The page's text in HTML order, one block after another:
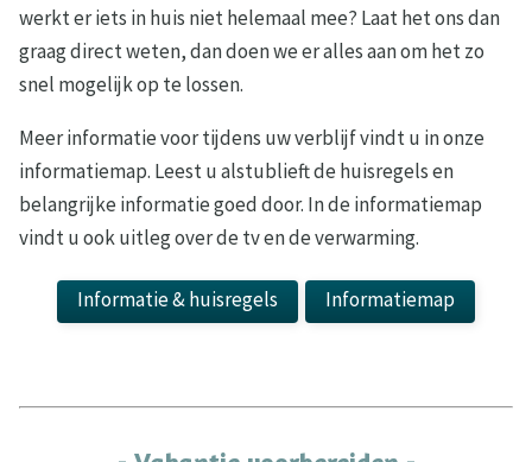
werkt er iets in huis niet helemaal mee? Laat het ons dan
graag direct weten, dan doen we er alles aan om het zo
snel mogelijk op te lossen.
Meer informatie voor tijdens uw verblijf vindt u in onze
informatiemap. Leest u alstublieft de huisregels en
belangrijke informatie goed door. In de informatiemap
vindt u ook uitleg over de tv en de verwarming.
Informatie & huisregels Informatiemap